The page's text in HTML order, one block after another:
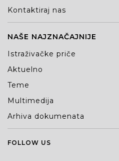
Kontaktiraj nas
NAŠE NAJZNAČAJNIJE
Istraživačke priče
Aktuelno
Teme
Multimedija
Arhiva dokumenata
FOLLOW US